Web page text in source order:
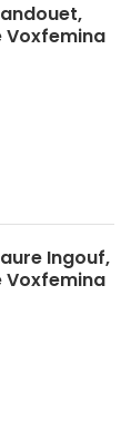
Voxfemina
Ingouf,
Voxfemina